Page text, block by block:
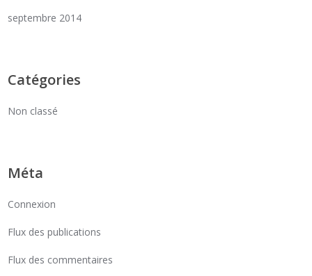
septembre 2014
Catégories
Non classé
Méta
Connexion
Flux des publications
Flux des commentaires